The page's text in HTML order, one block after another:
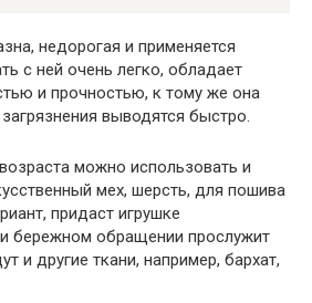
недорогая и применяется
с ней очень легко, обладает
и прочностью, к тому же она
выводятся быстро.
можно использовать и
мех, шерсть, для пошива
придаст игрушке
бережном обращении прослужит
и другие ткани, например, бархат,